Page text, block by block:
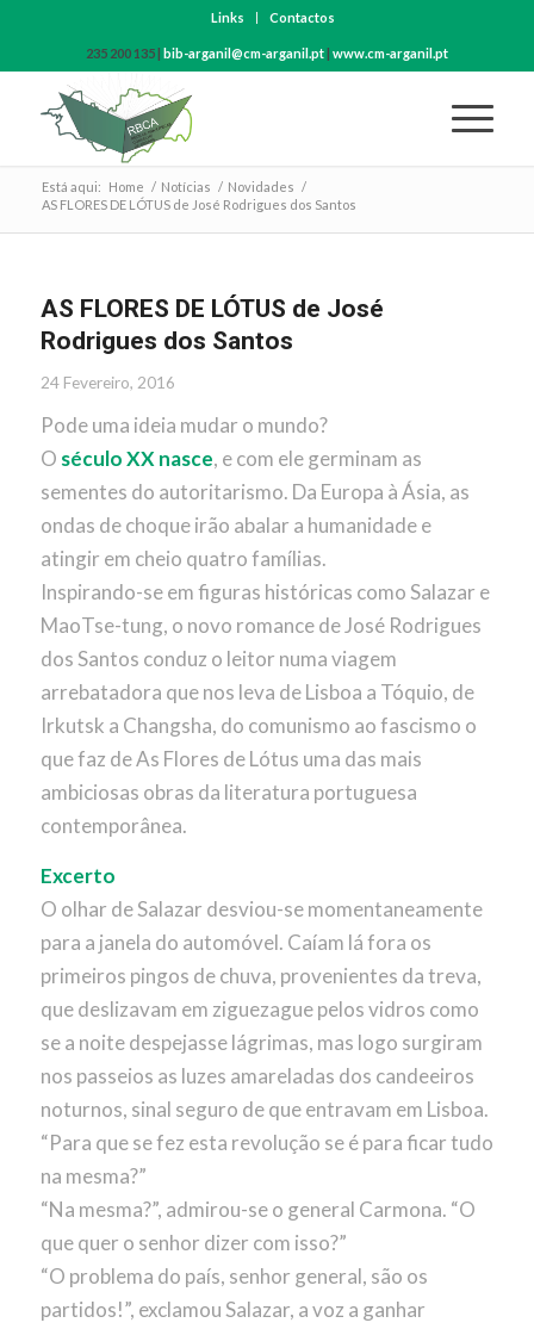
Links Contactos
235 200 135 | bib-arganil@cm-arganil.pt| www.cm-arganil.pt
Está aqui: Home / Notícias / Novidades /
AS FLORES DE LÓTUS de José Rodrigues dos Santos
AS FLORES DE LÓTUS de José
Rodrigues dos Santos
24 Fevereiro, 2016
Pode uma ideia mudar o mundo?
O século XX nasce, e com ele germinam as
sementes do autoritarismo. Da Europa à Ásia, as
ondas de choque irão abalar a humanidade e
atingir em cheio quatro famílias.
Inspirando-se em figuras históricas como Salazar e
MaoTse-tung, o novo romance de José Rodrigues
dos Santos conduz o leitor numa viagem
arrebatadora que nos leva de Lisboa a Tóquio, de
Irkutsk a Changsha, do comunismo ao fascismo o
que faz de As Flores de Lótus uma das mais
ambiciosas obras da literatura portuguesa
contemporânea.
Excerto
O olhar de Salazar desviou-se momentaneamente
para a janela do automóvel. Caíam lá fora os
primeiros pingos de chuva, provenientes da treva,
que deslizavam em ziguezague pelos vidros como
se a noite despejasse lágrimas, mas logo surgiram
nos passeios as luzes amareladas dos candeeiros
noturnos, sinal seguro de que entravam em Lisboa.
“Para que se fez esta revolução se é para ficar tudo
na mesma?”
“Na mesma?”, admirou-se o general Carmona. “O
que quer o senhor dizer com isso?”
“O problema do país, senhor general, são os
partidos!”, exclamou Salazar, a voz a ganhar